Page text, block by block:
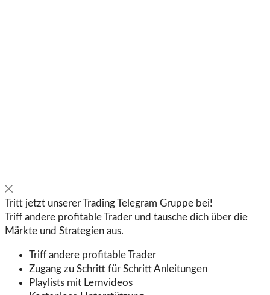
Tritt jetzt unserer Trading Telegram Gruppe bei!
Triff andere profitable Trader und tausche dich über die
Märkte und Strategien aus.
Triff andere profitable Trader
Zugang zu Schritt für Schritt Anleitungen
Playlists mit Lernvideos